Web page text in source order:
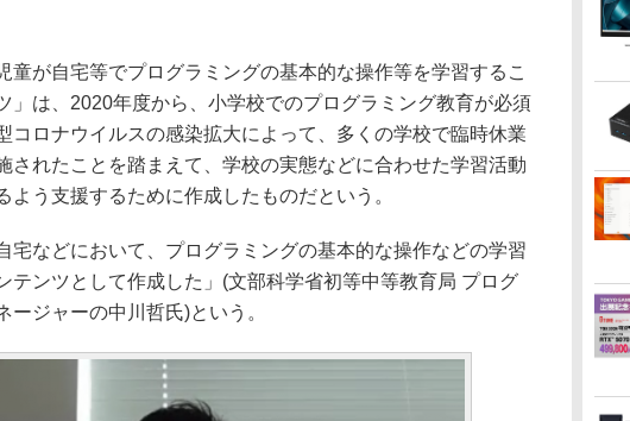
が自宅等でプログラミングの基本的な操作等を学習するこ
」は、2020年度から、小学校でのプログラミング教育が必須
コロナウイルスの感染拡大によって、多くの学校で臨時休業
されたことを踏まえて、学校の実態などに合わせた学習活動
よう支援するために作成したものだという。
などにおいて、プログラミングの基本的な操作などの学習
テンツとして作成した」(文部科学省初等中等教育局 プログ
ージャーの中川哲氏)という。